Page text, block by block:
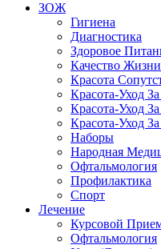
ЗОЖ
Гигиена
Диагностика
Здоровое
Качество Жизни
Красота
Красота-Уход
Красота-Уход
Красота-Уход
Наборы
Народная
Офтальмология
Профилактика
Спорт
Лечение
Курсовой
Офтальмология